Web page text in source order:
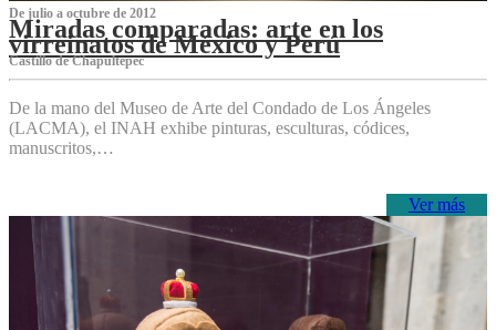
De julio a octubre de 2012
Miradas comparadas: arte en los
virreinatos de México y Perú
Castillo de Chapultepec
De la mano del Museo de Arte del Condado de Los Ángeles
(LACMA), el INAH exhibe pinturas, esculturas, códices,
manuscritos,…
Ver más